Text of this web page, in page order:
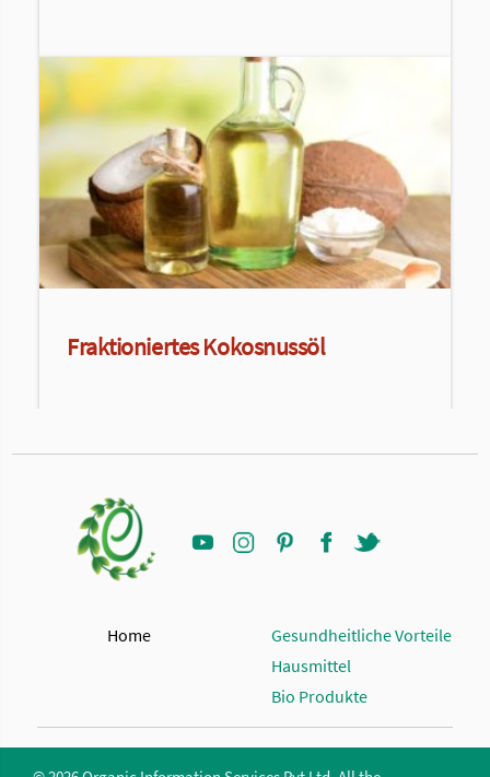
Fraktioniertes Kokosnussöl
Home
Gesundheitliche Vorteile
Hausmittel
Bio Produkte